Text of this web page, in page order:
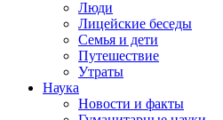
Люди
Лицейские беседы
Семья и дети
Путешествие
Утраты
Наука
Новости и факты